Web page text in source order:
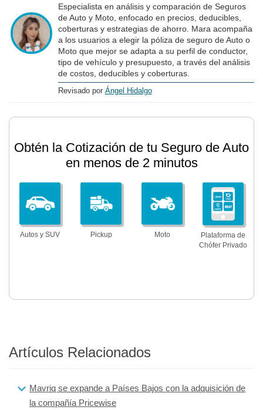
Especialista en análisis y comparación de Seguros
de Auto y Moto, enfocado en precios, deducibles,
coberturas y estrategias de ahorro. Mara acompaña
a los usuarios a elegir la póliza de seguro de Auto o
Moto que mejor se adapta a su perfil de conductor,
tipo de vehículo y presupuesto, a través del análisis
de costos, deducibles y coberturas.
Revisado por Ángel Hidalgo
Obtén la Cotización de tu Seguro de Auto
en menos de 2 minutos
Autos y SUV Pickup Moto
Plataforma de
Chófer Privado
Artículos Relacionados
Mavriq se expande a Países Bajos con la adquisición de
la compañía Pricewise